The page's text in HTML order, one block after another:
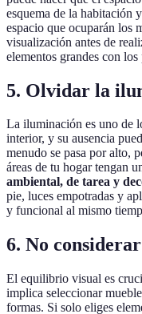
esquema de la habitación
espacio que ocuparán los
visualización antes de
elementos grandes con
5. Olvidar la
La iluminación es uno de
interior, y su ausencia
menudo se pasa por alto,
áreas de tu hogar tengan
ambiental, de tarea y
pie, luces empotradas y
y funcional al mismo
6. No
El equilibrio visual es
implica seleccionar
formas. Si solo eliges